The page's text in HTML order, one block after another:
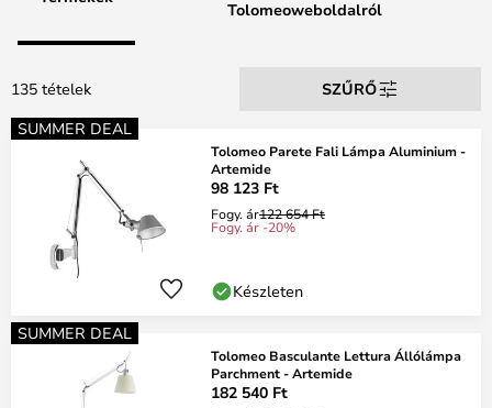
Tolomeoweboldalról
135 tételek
SZŰRŐ
SUMMER DEAL
Tolomeo Parete Fali Lámpa Aluminium -
Artemide
98 123 Ft
Fogy. ár122 654 Ft
Fogy. ár -20%
Készleten
SUMMER DEAL
Tolomeo Basculante Lettura Állólámpa
Parchment - Artemide
182 540 Ft